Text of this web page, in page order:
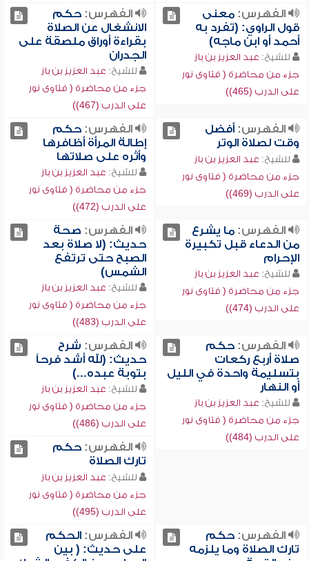
الفهرس:معنى
قول الراوي: (تفرد به
أحمد أو ابن ماجه)
للشيخ: عبد العزيز بن باز
جزء من محاضرة ( فتاوى نور
على الدرب (465))
الفهرس:حكم
الانشغال عن الصلاة
بقراءة أوراق ملصقة على
الجدران
للشيخ: عبد العزيز بن باز
جزء من محاضرة ( فتاوى نور
على الدرب (467))
الفهرس:أفضل
وقت لصلاة الوتر
للشيخ: عبد العزيز بن باز
جزء من محاضرة ( فتاوى نور
على الدرب (469))
الفهرس:حكم
إطالة المرأة أظافرها
وأثره على صلاتها
للشيخ: عبد العزيز بن باز
جزء من محاضرة ( فتاوى نور
على الدرب (472))
الفهرس:ما يشرع
من الدعاء قبل تكبيرة
الإحرام
للشيخ: عبد العزيز بن باز
جزء من محاضرة ( فتاوى نور
على الدرب (474))
الفهرس: صحة
حديث: (لا صلاة بعد
الصبح حتى ترتفع
الشمس)
للشيخ: عبد العزيز بن باز
جزء من محاضرة ( فتاوى نور
على الدرب (483))
الفهرس:حكم
صلاة أربع ركعات
بتسليمة واحدة في الليل
أو النهار
للشيخ: عبد العزيز بن باز
جزء من محاضرة ( فتاوى نور
على الدرب (484))
الفهرس: شرح
حديث: (لله أشد فرحاً
بتوبة عبده...)
للشيخ: عبد العزيز بن باز
جزء من محاضرة ( فتاوى نور
على الدرب (486))
الفهرس:حكم
تارك الصلاة
للشيخ: عبد العزيز بن باز
جزء من محاضرة ( فتاوى نور
على الدرب (495))
الفهرس:حكم
تارك الصلاة وما يلزمه
الفهرس:الحكم
على حديث: ( بين